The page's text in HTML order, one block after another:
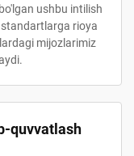
ushbu intilish
standartlarga rioya
mijozlarimiz
quvvatlash